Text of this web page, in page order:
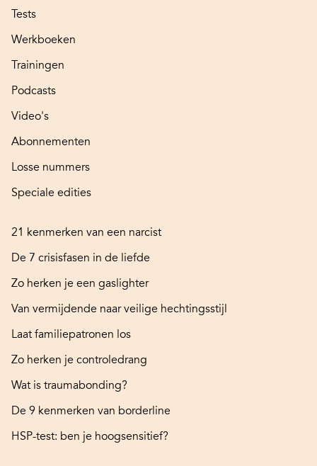
Tests
Werkboeken
Trainingen
Podcasts
Video's
Abonnementen
Losse nummers
Speciale edities
21 kenmerken van een narcist
De 7 crisisfasen in de liefde
Zo herken je een gaslighter
Van vermijdende naar veilige hechtingsstijl
Laat familiepatronen los
Zo herken je controledrang
Wat is traumabonding?
De 9 kenmerken van borderline
HSP-test: ben je hoogsensitief?